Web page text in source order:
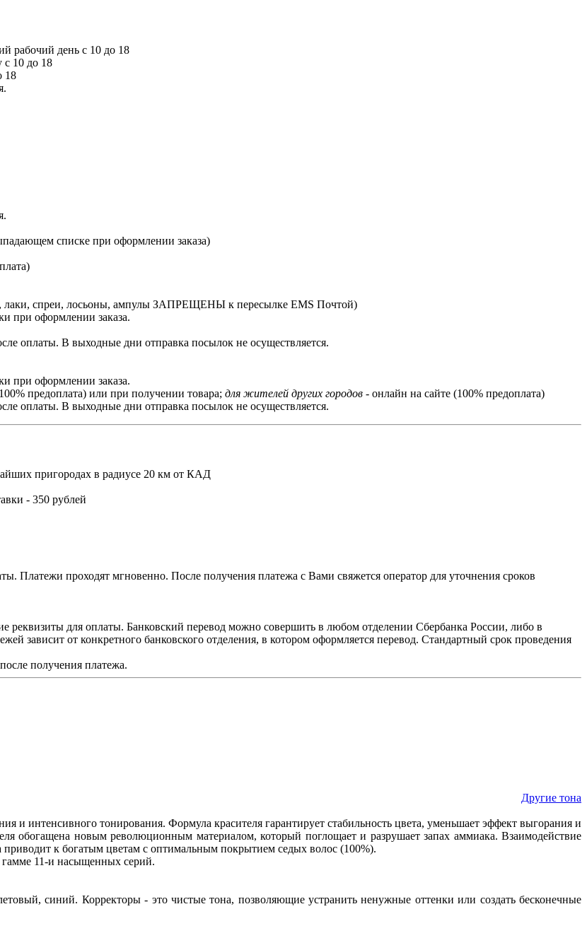
рабочий день с 10 до 18
с 10 до 18
18
списке при оформлении заказа)
лаки, спреи, лосьоны, ампулы ЗАПРЕЩЕНЫ к пересылке EMS Почтой)
при оформлении заказа.
оплаты. В выходные дни отправка посылок не осуществляется.
при оформлении заказа.
предоплата) или при получении товара; для жителей других городов - онлайн на сайте (100% предоплата)
оплаты. В выходные дни отправка посылок не осуществляется.
пригородах в радиусе 20 км от КАД
- 350 рублей
Платежи проходят мгновенно. После получения платежа с Вами свяжется оператор для уточнения сроков
для оплаты. Банковский перевод можно совершить в любом отделении Сбербанка России, либо в
зависит от конкретного банковского отделения, в котором оформляется перевод. Стандартный срок проведения
получения платежа.
Другие тона
и интенсивного тонирования. Формула красителя гарантирует стабильность цвета, уменьшает эффект выгорания и
обогащена новым революционным материалом, который поглощает и разрушает запах аммиака. Взаимодействие
к богатым цветам с оптимальным покрытием седых волос (100%).
гамме 11-и насыщенных серий.
синий. Корректоры - это чистые тона, позволяющие устранить ненужные оттенки или создать бесконечные